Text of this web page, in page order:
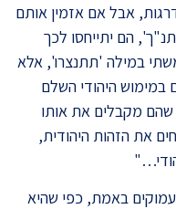
אבל אם אזמין אותם
הם יתייחסו לכך
במילה 'תתנצרו', אלא
במימוש היהודי השלם
מקבלים את אותו
את הזהות היהודית,
באמת, כפי שהיא